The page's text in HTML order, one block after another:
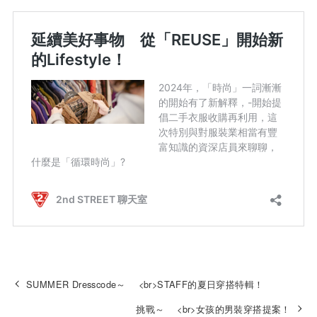
SUMMER Dresscode～ <br>STAFF的夏日穿搭特輯！
挑戰～ <br>女孩的男裝穿搭提案！